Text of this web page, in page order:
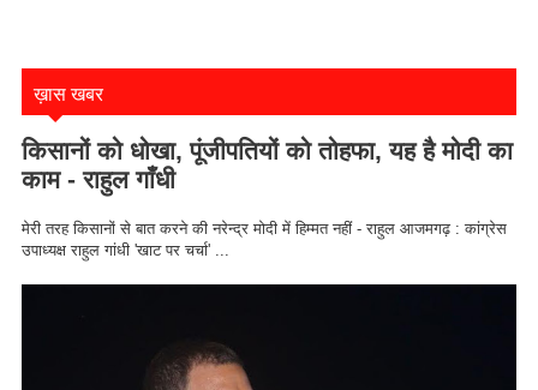
ख़ास खबर
किसानों को धोखा, पूंजीपतियों को तोहफा, यह है मोदी का
काम - राहुल गाँधी
मेरी तरह किसानों से बात करने की नरेन्द्र मोदी में हिम्मत नहीं - राहुल आजमगढ़ : कांग्रेस
उपाध्यक्ष राहुल गांधी 'खाट पर चर्चा' ...